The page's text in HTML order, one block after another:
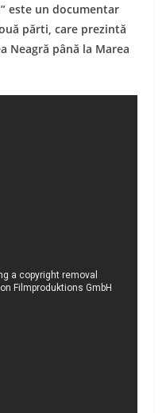
este un documentar
părti, care prezintă
Neagră până la Marea